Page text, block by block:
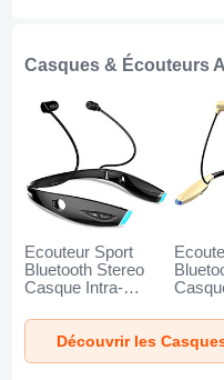
Casques & Écouteurs
Ecouteur Sport
Bluetooth Stereo
Casque Intra-
Oreillette H52 pour
Apple iPhone 15
Noir
Apple